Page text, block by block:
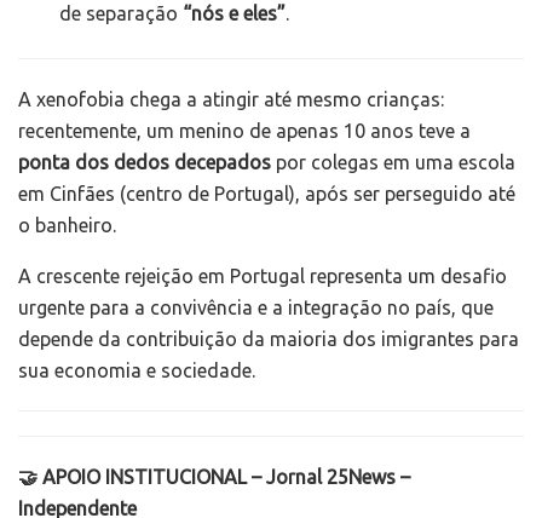
de separação “nós e eles”.
A xenofobia chega a atingir até mesmo crianças:
recentemente, um menino de apenas 10 anos teve a
ponta dos dedos decepados por colegas em uma escola
em Cinfães (centro de Portugal), após ser perseguido até
o banheiro.
A crescente rejeição em Portugal representa um desafio
urgente para a convivência e a integração no país, que
depende da contribuição da maioria dos imigrantes para
sua economia e sociedade.
🤝 APOIO INSTITUCIONAL – Jornal 25News –
Independente